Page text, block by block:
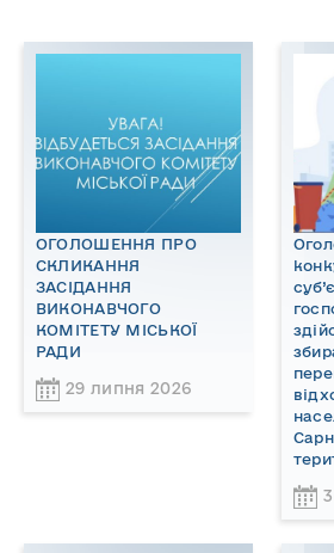
ОГОЛОШЕННЯ ПРО
СКЛИКАННЯ
ЗАСІДАННЯ
ВИКОНАВЧОГО
КОМІТЕТУ МІСЬКОЇ
РАДИ
29 липня 2026